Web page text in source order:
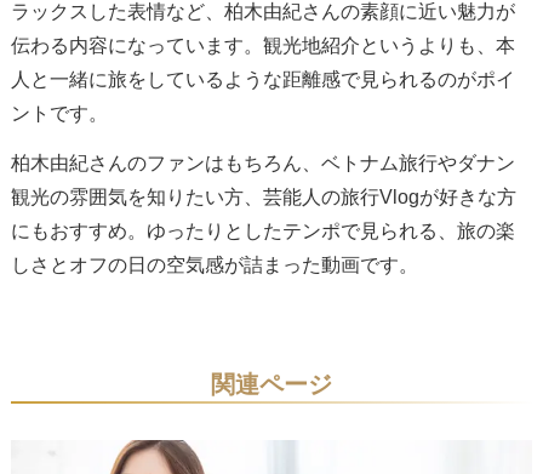
ラックスした表情など、柏木由紀さんの素顔に近い魅力が
伝わる内容になっています。観光地紹介というよりも、本
人と一緒に旅をしているような距離感で見られるのがポイ
ントです。
柏木由紀さんのファンはもちろん、ベトナム旅行やダナン
観光の雰囲気を知りたい方、芸能人の旅行Vlogが好きな方
にもおすすめ。ゆったりとしたテンポで見られる、旅の楽
しさとオフの日の空気感が詰まった動画です。
関連ページ